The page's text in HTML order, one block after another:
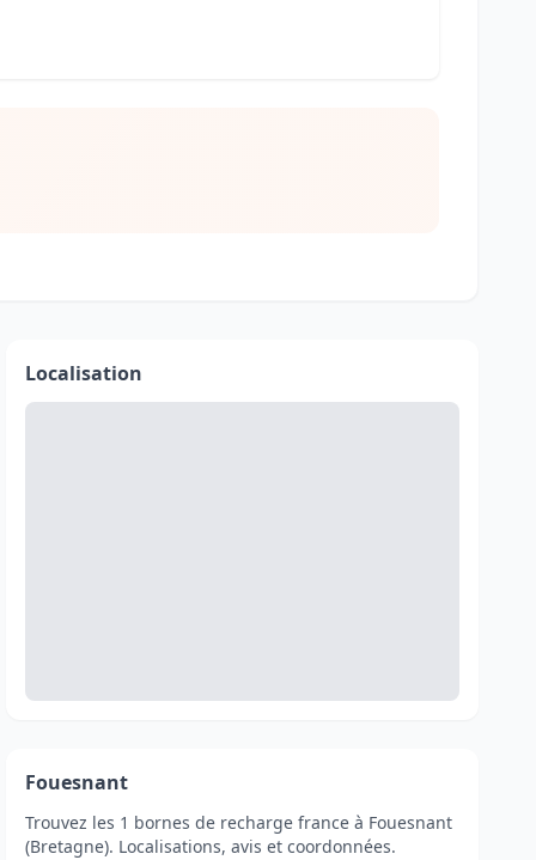
Localisation
Fouesnant
Trouvez les 1 bornes de recharge france à Fouesnant
(Bretagne). Localisations, avis et coordonnées.